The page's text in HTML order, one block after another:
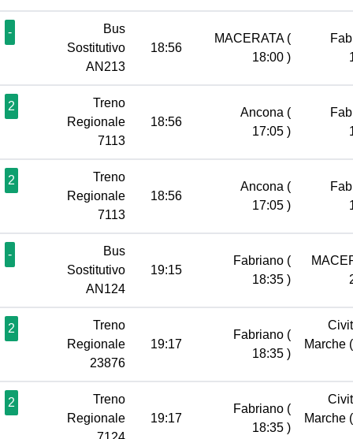
-
Bus
Sostitutivo
AN213
18:56
MACERATA (
18:00 )
2
Treno
Regionale
7113
18:56
Ancona (
17:05 )
2
Treno
Regionale
7113
18:56
Ancona (
17:05 )
-
Bus
Sostitutivo
AN124
19:15
Fabriano (
18:35 )
2
Treno
Regionale
23876
19:17
Fabriano (
18:35 )
Marche
2
Treno
Regionale
19:17
Fabriano (
18:35 )
Marche